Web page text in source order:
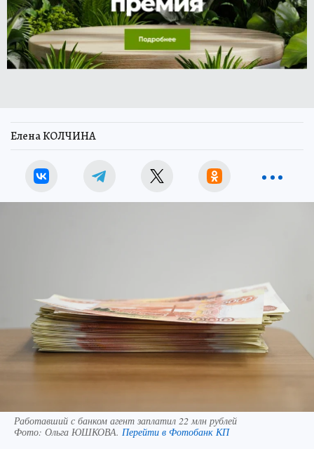
Елена КОЛЧИНА
Работавший с банком агент заплатил 22 млн рублей
Фото: Ольга ЮШКОВА. Перейти в Фотобанк КП